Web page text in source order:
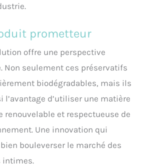
prometteur
offre une perspective
Non seulement ces préservatifs
biodégradables, mais ils
l’avantage d’utiliser une matière
renouvelable et respectueuse de
Une innovation qui
bouleverser le marché des
intimes.